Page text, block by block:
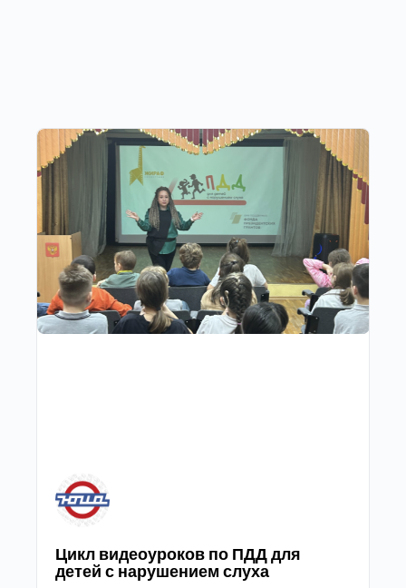
Другие публикации
Цикл видеоуроков по ПДД для
детей с нарушением слуха